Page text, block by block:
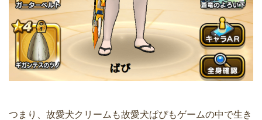
つまり、故愛犬クリームも故愛犬ぱぴもゲームの中で生き